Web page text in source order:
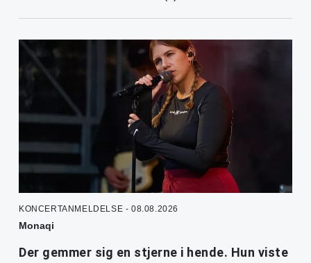
KONCERTANMELDELSE - 08.08.2026
Monaqi
Der gemmer sig en stjerne i hende. Hun viste